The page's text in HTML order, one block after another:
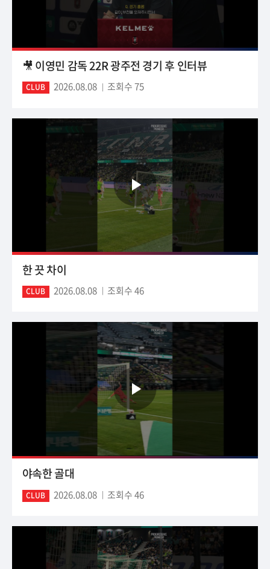
🎥 이영민 감독 22R 광주전 경기 후 인터뷰
CLUB 2026.08.08 조회수 75
한 끗 차이
CLUB 2026.08.08 조회수 46
야속한 골대
CLUB 2026.08.08 조회수 46